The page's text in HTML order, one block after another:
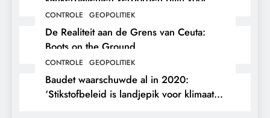
hun eigen arts.
CONTROLE GEOPOLITIEK
De Realiteit aan de Grens van Ceuta:
Boots on the Ground.
CONTROLE GEOPOLITIEK
Baudet waarschuwde al in 2020:
‘Stikstofbeleid is landjepik voor klimaat